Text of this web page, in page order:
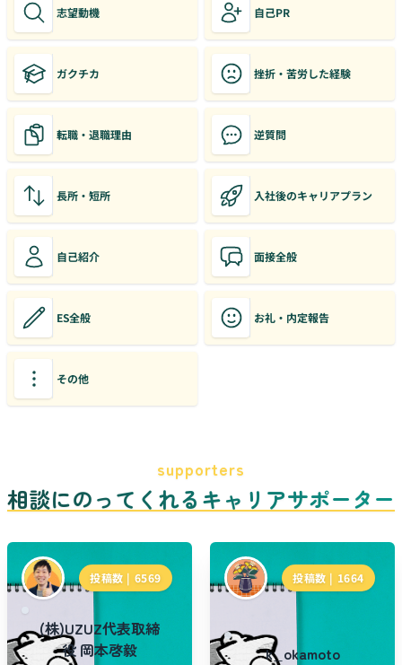
志望動機 自己PR
ガクチカ 挫折・苦労した経験
転職・退職理由 逆質問
長所・短所 入社後のキャリアプラン
自己紹介 面接全般
ES全般 お礼・内定報告
その他
supporters
相談にのってくれるキャリアサポーター
投稿数 | 6569
(株)UZUZ代表取締
役 岡本啓毅
投稿数 | 1664
k_okamoto